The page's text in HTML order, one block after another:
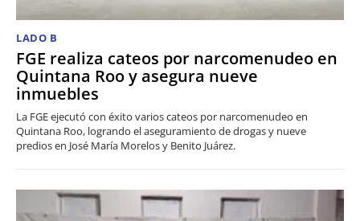
LADO B
FGE realiza cateos por narcomenudeo en
Quintana Roo y asegura nueve
inmuebles
La FGE ejecutó con éxito varios cateos por narcomenudeo en
Quintana Roo, logrando el aseguramiento de drogas y nueve
predios en José María Morelos y Benito Juárez.